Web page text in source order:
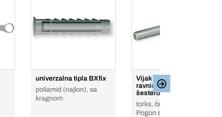
univerzalna tipla BXfix
poliamid (najlon), sa
kragnom
Vijak za vješanje s
ravnim utorima za ključ,
šesterokraki pogon
torks, čelik, pocinčan,
Pogon sa šest krakova,